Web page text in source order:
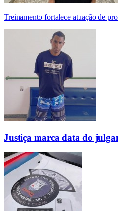
Treinamento fortalece atuação de
Justiça marca data do